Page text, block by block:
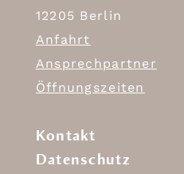
12205 Berlin
Anfahrt
Ansprechpartner
Öffnungszeiten
Kontakt
Datenschutz